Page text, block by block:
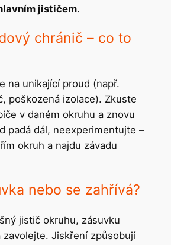
jističem.
chránič – co to
na unikající proud (např.
poškozená izolace). Zkuste
v daném okruhu a znovu
padá dál, neexperimentujte –
okruh a najdu závadu
nebo se zahřívá?
jistič okruhu, zásuvku
zavolejte. Jiskření způsobují